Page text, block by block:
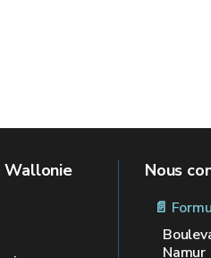
Wallonie Nous
📄
Namur